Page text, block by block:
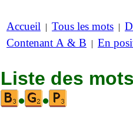
Accueil | Tous les mots |
Contenant A & B | En
Liste des
•
•